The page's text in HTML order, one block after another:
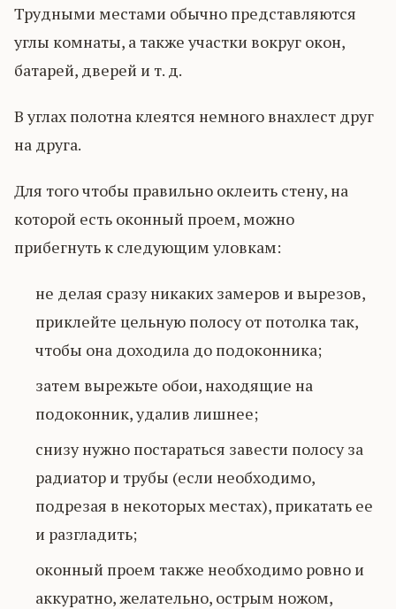
Трудными местами обычно представляются
углы комнаты, а также участки вокруг окон,
батарей, дверей и т. д.
В углах полотна клеятся немного внахлест друг
на друга.
Для того чтобы правильно оклеить стену, на
которой есть оконный проем, можно
прибегнуть к следующим уловкам:
не делая сразу никаких замеров и вырезов,
приклейте цельную полосу от потолка так,
чтобы она доходила до подоконника;
затем вырежьте обои, находящие на
подоконник, удалив лишнее;
снизу нужно постараться завести полосу за
радиатор и трубы (если необходимо,
подрезая в некоторых местах), прикатать ее
и разгладить;
оконный проем также необходимо ровно и
аккуратно, желательно, острым ножом,